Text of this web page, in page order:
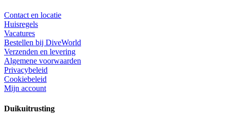
Contact en locatie
Huisregels
Vacatures
Bestellen bij DiveWorld
Verzenden en levering
Algemene voorwaarden
Privacybeleid
Cookiebeleid
Mijn account
Duikuitrusting